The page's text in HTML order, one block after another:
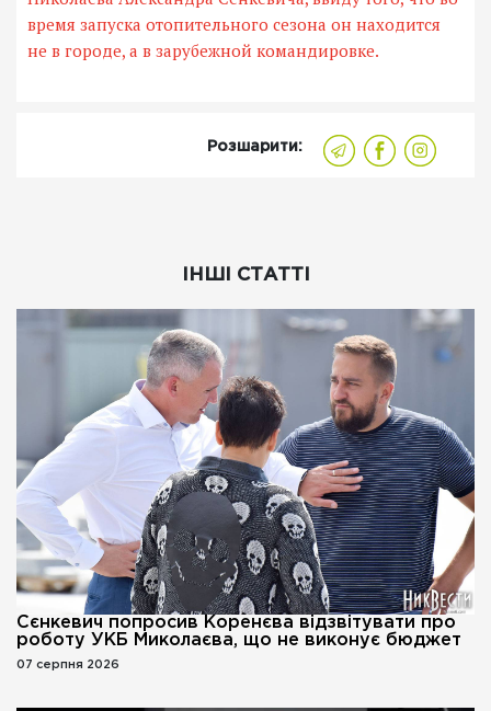
время запуска отопительного сезона он находится
не в городе, а в зарубежной командировке.
Розшарити:
ІНШІ СТАТТІ
Сєнкевич попросив Коренєва відзвітувати про
роботу УКБ Миколаєва, що не виконує бюджет
07 серпня 2026